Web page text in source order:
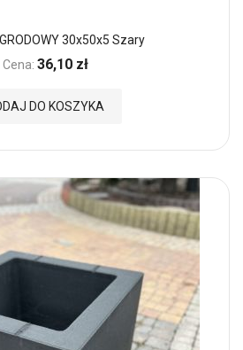
30x50x5 Szary
Cena: 36,10 zł
DO KOSZYKA